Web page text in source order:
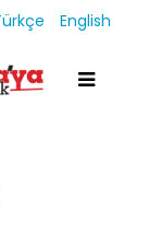
English